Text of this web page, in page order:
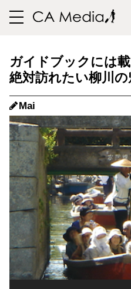
toggle
ガイドブックには
絶対訪れたい柳川
Mai